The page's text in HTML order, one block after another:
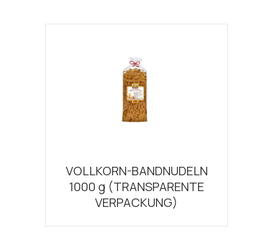
VOLLKORN-BANDNUDELN
1000 g (TRANSPARENTE
VERPACKUNG)